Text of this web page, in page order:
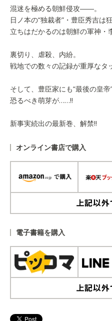
混迷を極める朝鮮侵攻――。
日ノ本の“独裁者”・豊臣秀吉は
立ちはだかるのは朝鮮の軍神・
裏切り、虐殺、内紛。
戦地での数々の記録が重厚なタ
そして、豊臣家にも“最後の皇
恐るべき萌芽が……!!
新事実続出の最新巻、解禁!!
オンライン書店で購入
電子書籍を購入